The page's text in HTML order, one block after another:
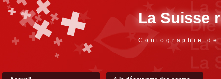
La Suisse
Contographie